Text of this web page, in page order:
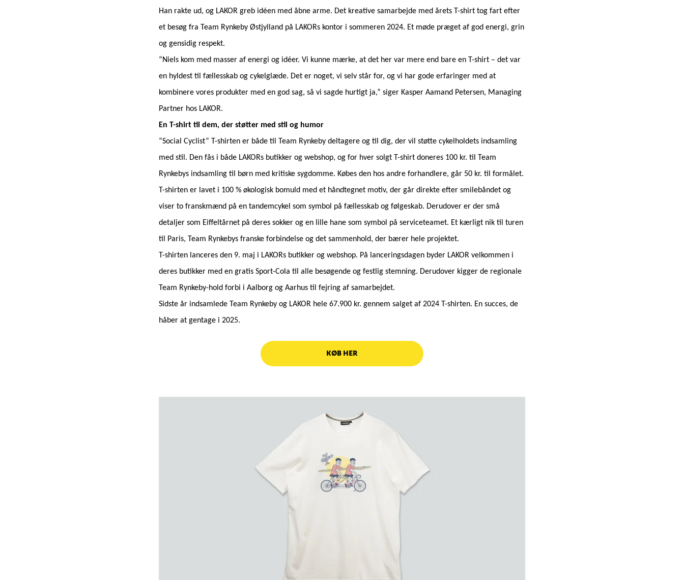
Han rakte ud, og LAKOR greb idéen med åbne arme. Det kreative samarbejde med årets T-shirt tog fart efter
et besøg fra Team Rynkeby Østjylland på LAKORs kontor i sommeren 2024. Et møde præget af god energi, grin
og gensidig respekt.
“Niels kom med masser af energi og idéer. Vi kunne mærke, at det her var mere end bare en T-shirt – det var
en hyldest til fællesskab og cykelglæde. Det er noget, vi selv står for, og vi har gode erfaringer med at
kombinere vores produkter med en god sag, så vi sagde hurtigt ja,” siger Kasper Aamand Petersen, Managing
Partner hos LAKOR.
En T-shirt til dem, der støtter med stil og humor
“Social Cyclist” T-shirten er både til Team Rynkeby deltagere og til dig, der vil støtte cykelholdets indsamling
med stil. Den fås i både LAKORs butikker og webshop, og for hver solgt T-shirt doneres 100 kr. til Team
Rynkebys indsamling til børn med kritiske sygdomme. Købes den hos andre forhandlere, går 50 kr. til formålet.
T-shirten er lavet i 100 % økologisk bomuld med et håndtegnet motiv, der går direkte efter smilebåndet og
viser to franskmænd på en tandemcykel som symbol på fællesskab og følgeskab. Derudover er der små
detaljer som Eiffeltårnet på deres sokker og en lille hane som symbol på serviceteamet. Et kærligt nik til turen
til Paris, Team Rynkebys franske forbindelse og det sammenhold, der bærer hele projektet.
T-shirten lanceres den 9. maj i LAKORs butikker og webshop. På lanceringsdagen byder LAKOR velkommen i
deres butikker med en gratis Sport-Cola til alle besøgende og festlig stemning. Derudover kigger de regionale
Team Rynkeby-hold forbi i Aalborg og Aarhus til fejring af samarbejdet.
Sidste år indsamlede Team Rynkeby og LAKOR hele 67.900 kr. gennem salget af 2024 T-shirten. En succes, de
håber at gentage i 2025.
KØB HER